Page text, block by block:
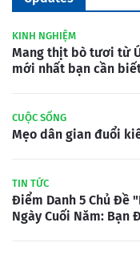
KINH NGHIỆM
Mang thịt bò tươi từ
mới nhất bạn cần
CUỘC SỐNG
Mẹo dân gian đuổi
TIN TỨC
Điểm Danh 5 Chủ Đề
Ngày Cuối Năm: Bạn